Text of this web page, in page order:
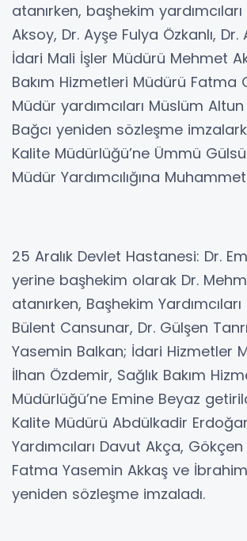
atanırken, başhekim
Aksoy, Dr. Ayşe Fulya Özkanlı, Dr.
İdari Mali İşler Müdürü Mehmet
Bakım Hizmetleri Müdürü Fatma
Müdür yardımcıları Müslüm
Bağcı yeniden sözleşme
Kalite Müdürlüğü’ne Ümmü
Müdür Yardımcılığına
25 Aralık Devlet Hastanesi: Dr.
yerine başhekim olarak Dr.
atanırken, Başhekim Yardımcıları
Bülent Cansunar, Dr. Gülşen
Yasemin Balkan; İdari Hizmetler
İlhan Özdemir, Sağlık Bakım
Müdürlüğü’ne Emine Beyaz
Kalite Müdürü Abdülkadir
Yardımcıları Davut Akça,
Fatma Yasemin Akkaş ve
yeniden sözleşme imzaladı.